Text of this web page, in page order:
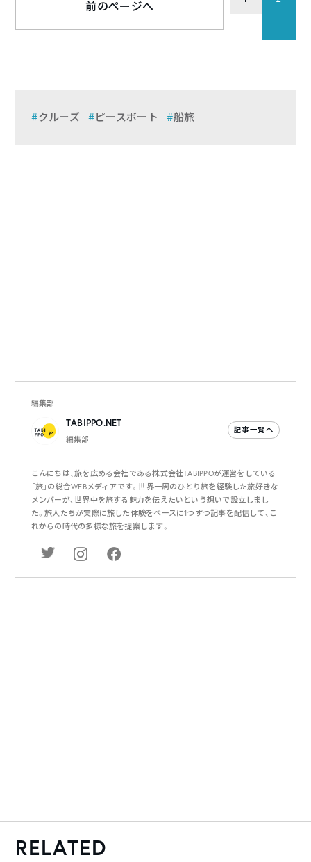
前のページへ
クルーズ ピースボート 船旅
編集部
TABIPPO.NET
編集部
記事一覧へ
こんにちは、旅を広める会社である株式会社TABIPPOが運営をしている
「旅」の総合WEBメディアです。世界一周のひとり旅を経験した旅好きな
メンバーが、世界中を旅する魅力を伝えたいという想いで設立しまし
た。旅人たちが実際に旅した体験をベースに1つずつ記事を配信して、こ
れからの時代の多様な旅を提案します。
RELATED